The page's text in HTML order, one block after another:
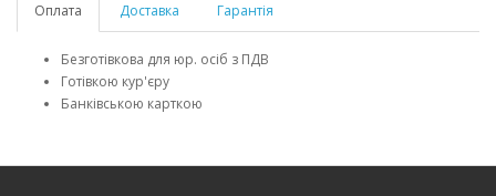
Оплата Доставка Гарантія
Безготівкова для юр. осіб з ПДВ
Готівкою кур'єру
Банківською карткою